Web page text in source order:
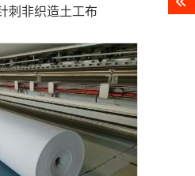
刺非织造土工布